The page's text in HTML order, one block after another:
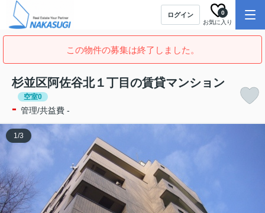
ログイン
お気に入り
0
この物件の募集は終了しました。
杉並区阿佐谷北１丁目の賃貸マンション
空室0
- 管理/共益費 -
1/3